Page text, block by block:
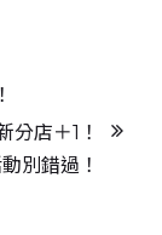
分店＋1！
別錯過！